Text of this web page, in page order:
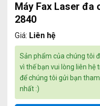
Máy Fax Laser đa
2840
Giá: Liên hệ
Sản phẩm của chúng tôi
vì thế bạn vui lòng liên hệ
để chúng tôi gửi bạn
nhất :)